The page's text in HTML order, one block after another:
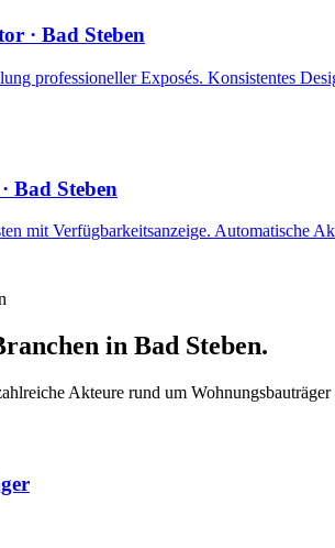
· Bad Steben
professioneller Exposés. Konsistentes
Bad Steben
mit Verfügbarkeitsanzeige. Automatische
in Bad Steben.
Akteure rund um